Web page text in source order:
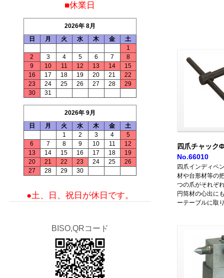
四爪チャック
No.66010
四爪インディペ
材や台形材等の
つの爪がそれぞ
円筒材の心出に
ーテーブルに取
■休業日
2026年 8月
日
月 火 水 木 金
土
1
2
3 4 5 6 7
8
9
10 11 12 13 14
15
16
17 18 19 20 21
22
23
24 25 26 27 28
29
30
31
2026年 9月
日
月 火 水 木 金
土
1
2 3 4
5
6
7 8 9 10 11
12
13
14 15 16 17 18
19
20
21 22 23 24 25
26
27
28 29 30
●土、日、祝日が休日です。
BISO,QRコード